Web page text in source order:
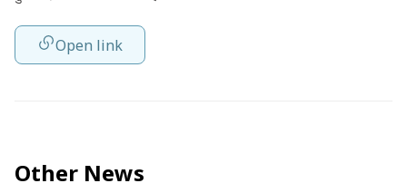
Open link
Other News